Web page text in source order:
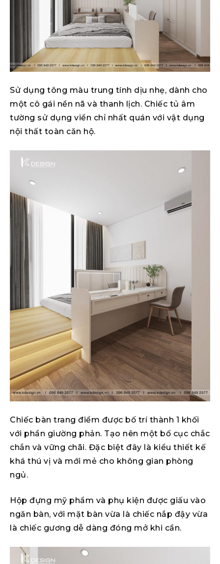
Sử dụng tông màu trung tính dịu nhẹ, dành cho
một cô gái nền nã và thanh lịch. Chiếc tủ âm
tường sử dụng viền chỉ nhất quán với vật dụng
nội thất toàn căn hộ.
Chiếc bàn trang điểm được bố trí thành 1 khối
với phần giường phản. Tạo nên một bố cục chắc
chắn và vững chãi. Đặc biệt đây là kiểu thiết kế
khá thú vị và mới mẻ cho không gian phòng
ngủ.
Hộp đựng mỹ phẩm và phụ kiện được giấu vào
ngăn bàn, với mặt bàn vừa là chiếc nắp đậy vừa
là chiếc gương dễ dàng đóng mở khi cần.